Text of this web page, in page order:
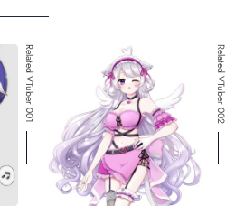
Related VTuber 001 Related VTuber 002